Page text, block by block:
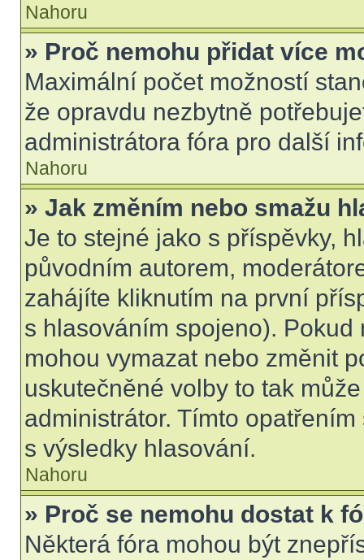
Nahoru
» Proč nemohu přidat více
Maximální počet možností
že opravdu nezbytně
administrátora fóra pro další
Nahoru
» Jak změním nebo smažu
Je to stejné jako s příspěvky,
původním autorem,
zahájíte kliknutím na první
s hlasováním spojeno).
mohou vymazat nebo změnit
uskutečněné volby to tak
administrátor. Tímto
s výsledky hlasování.
Nahoru
» Proč se nemohu dostat k
Některá fóra mohou být